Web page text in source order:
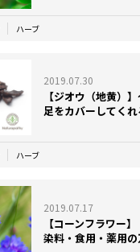
ハーブ
2019.07.30
【ジオウ（地黄）
足をカバーしてく
ハーブ
2019.07.17
【コーンフラワー
染料・食用・薬用